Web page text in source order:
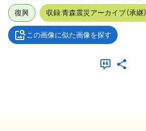
復興 収録:青森震災アーカイブ（承継）
この画像に似た画像を探す